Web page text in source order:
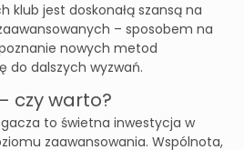
klub jest doskonałą szansą na
– sposobem na
nowych metod
do dalszych wyzwań.
czy warto?
to świetna inwestycja w
zaawansowania. Wspólnota,